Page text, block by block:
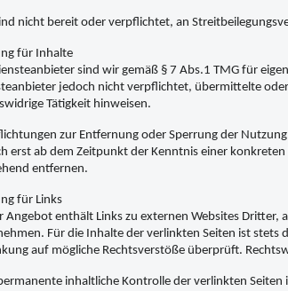
nicht bereit oder verpflichtet, an
für Inhalte
sind wir gemäß § 7 Abs.1 TMG für
jedoch nicht verpflichtet, übermittelte
Tätigkeit hinweisen.
zur Entfernung oder Sperrung der
erst ab dem Zeitpunkt der Kenntnis einer
entfernen.
für Links
Angebot enthält Links zu externen Websites
Für die Inhalte der verlinkten Seiten ist
auf mögliche Rechtsverstöße überprüft.
inhaltliche Kontrolle der verlinkten